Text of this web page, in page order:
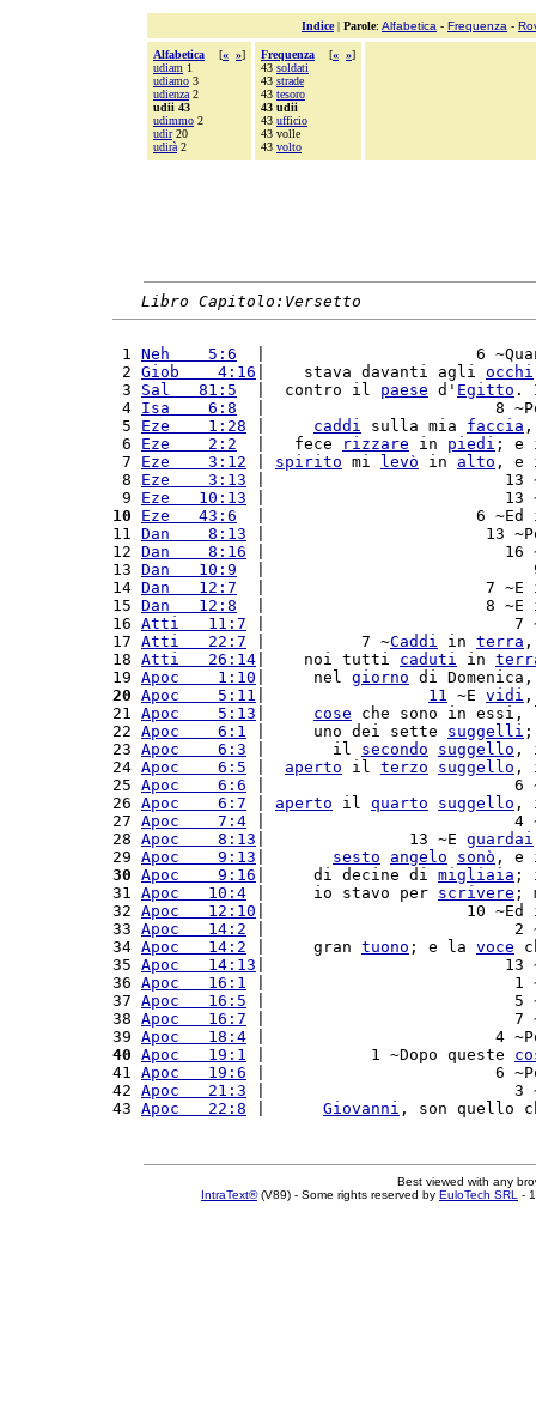
Indice| Parole: Alfabetica - Frequenza -
Alfabetica [« »]
udiam 1
udiamo 3
udienza 2
udii 43
udimmo 2
udir20
udirà 2
Frequenza [« »]
43 soldati
43 strade
43 tesoro
43 udii
43 ufficio
43 volle
43 volto
Libro Capitolo:Versetto
1 Neh    5:6
|                      6
2 Giob    4:16 |    stava davanti agli occhi
3 Sal   81:5
  |  contro il
paese d' Egitto .
4 Isa    6:8
|                        8
5 Eze    1:28 caddi sulla mia faccia
6 Eze    2:2
  |   fece
rizzare in piedi ; e
7 Eze    3:12 spirito mi levò in alto , e
8 Eze    3:13 |                         13
9 Eze   10:13 |                         13
10
Eze   43:6
|                      6 ~Ed
11 Dan    8:13 |                       13
12 Dan    8:16 |                         16
13 Dan   10:9
|
14 Dan   12:7
|                       7 ~E
15 Dan   12:8
|                       8 ~E
16 Atti   11:7 |                          7
17 Atti   22:7 |          7 ~Caddi in terra
18 Atti   26:14 |    noi tutti caduti in
19 Apoc    1:10 |     nel giorno di
20 Apoc    5:11 11 ~E vidi
21 Apoc    5:13 cose che sono in
22 Apoc    6:1 |     uno dei sette suggelli
23 Apoc    6:3 |       il secondo suggello ,
24 Apoc    6:5 aperto il terzo suggello ,
25 Apoc    6:6 |                          6
26 Apoc    6:7 aperto il quarto suggello ,
27 Apoc    7:4 |                          4
28 Apoc    8:13 |               13 ~E guardai
29 Apoc    9:13 sesto angelo sonò , e
30 Apoc    9:16 |     di decine di migliaia ;
31 Apoc   10:4 |     io stavo per scrivere ;
32 Apoc   12:10 |                     10 ~Ed
33 Apoc   14:2 |                          2
34 Apoc   14:2 |     gran tuono ; e la voce
35 Apoc   14:13 |                         13
36 Apoc   16:1 |                          1
37 Apoc   16:5 |                          5
38 Apoc   16:7 |                          7
39 Apoc   18:4 |                        4
40 Apoc   19:1 |           1 ~Dopo queste
41 Apoc   19:6 |                        6
42 Apoc   21:3 |                          3
43 Apoc   22:8 Giovanni , son quello
Best viewed with any
IntraText®(V89) - Some rights reserved by EuloTech SRL -